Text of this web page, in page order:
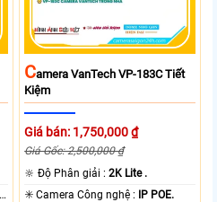
CAmera VanTech VP-183C Tiết
Kiệm
Giá bán: 1,750,000 ₫
Giá Gốc: 2,500,000 ₫
🔆 Độ Phân giải :2K Lite .
✳️ Camera Công nghệ : IP POE.